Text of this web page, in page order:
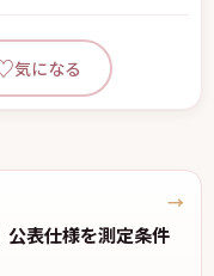
気になる
公表仕様を測定条件
→